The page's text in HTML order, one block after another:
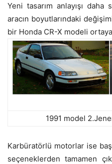
Yeni tasarım anlayışı
aracın boyutlarındaki
bir Honda CR-X modeli ortaya
1991 model
Karbüratörlü motorlar ise
seçeneklerden tamamen